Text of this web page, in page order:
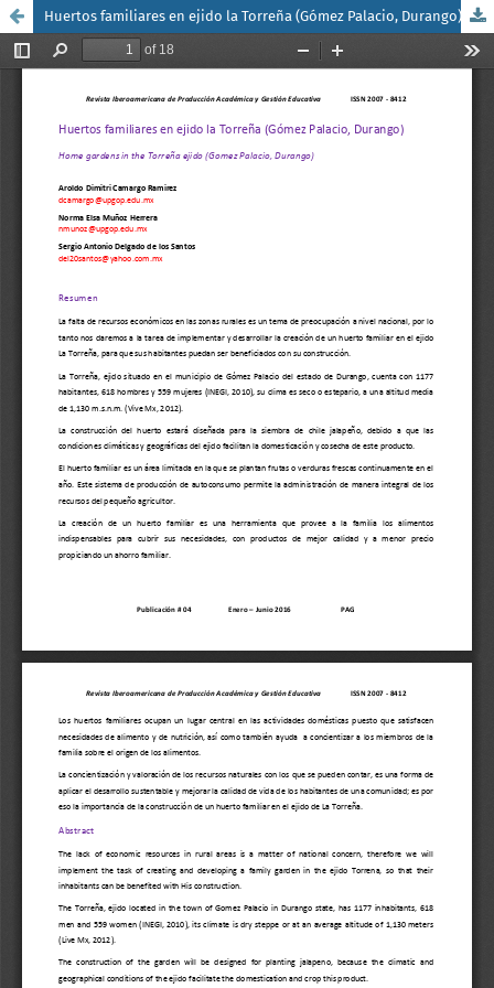
Huertos familiares en ejido la Torreña (Gómez Palacio, Durango)